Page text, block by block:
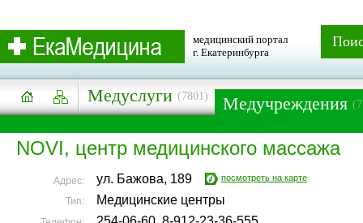
медицинский портал
г. Екатеринбурга
Медуслуги (7801) Медучреждения
NOVI, центр медицинского массажа
Адрес: ул. Бажова, 189 посмотреть на карте
Тип: Медицинские центры